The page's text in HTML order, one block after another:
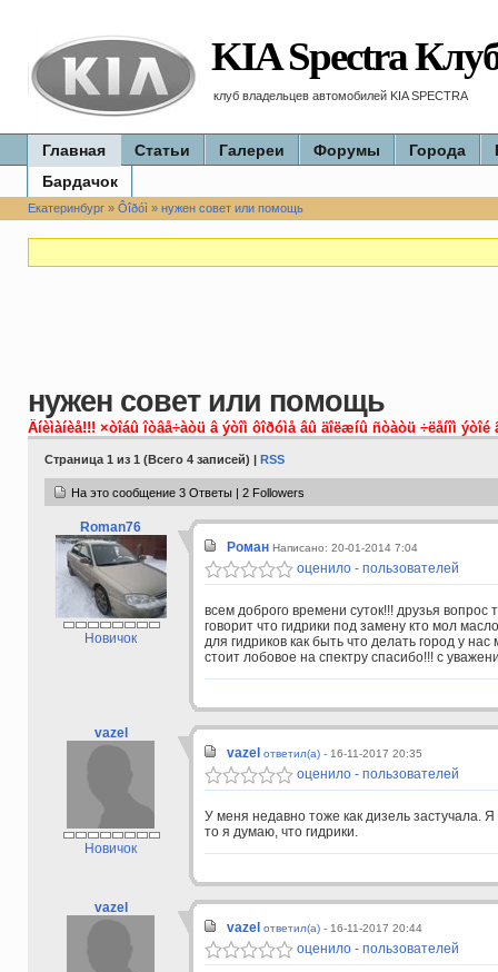
KIA Spectra
клуб владельцев автомобилей KIA SPECTRA
Главная Статьи Галереи Форумы Города
Бардачок
Екатеринбург» Ôîðóì » нужен совет или помощь
нужен совет или помощь
Âíèìàíèå!!! ×òîáû îòâå÷àòü â ýòîì ôîðóìå âû äîëæíû ñòàòü ÷ëåíîì
Страница 1 из 1 (Всего 4 записей) | RSS
На это сообщение 3 Ответы | 2 Followers
Roman76
Новичок
Роман Написано: 20-01-2014 7:04
оценило - пользователей
всем доброго времени суток!!! друзья вопрос
говорит что гидрики под замену кто мол
для гидриков как быть что делать город у
стоит лобовое на спектру спасибо!!! с
vazel
Новичок
vazel ответил(а) - 16-11-2017 20:35
оценило - пользователей
У меня недавно тоже как дизель застучала.
то я думаю, что гидрики.
vazel
vazel ответил(а) - 16-11-2017 20:44
оценило - пользователей